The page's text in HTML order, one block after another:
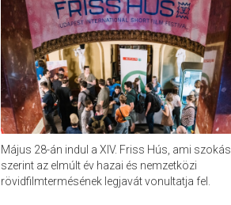
Május 28-án indul a XIV. Friss Hús, ami szokás
szerint az elmúlt év hazai és nemzetközi
rövidfilmtermésének legjavát vonultatja fel.